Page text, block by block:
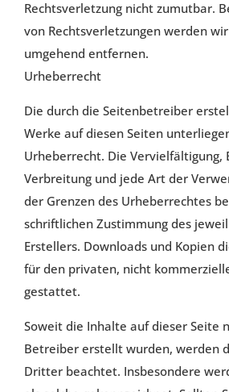
Rechtsverletzung nicht zumutbar.
von Rechtsverletzungen werden
umgehend entfernen.
Urheberrecht
Die durch die Seitenbetreiber
Werke auf diesen Seiten
Urheberrecht. Die Vervielfältigung,
Verbreitung und jede Art der
der Grenzen des Urheberrechtes
schriftlichen Zustimmung des
Erstellers. Downloads und Kopien
für den privaten, nicht
gestattet.
Soweit die Inhalte auf dieser Seite
Betreiber erstellt wurden, werden
Dritter beachtet. Insbesondere